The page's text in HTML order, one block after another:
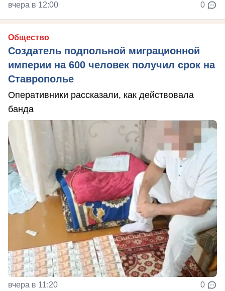
вчера в 12:00 0
Общество
Создатель подпольной миграционной
империи на 600 человек получил срок на
Ставрополье
Оперативники рассказали, как действовала
банда
вчера в 11:20 0